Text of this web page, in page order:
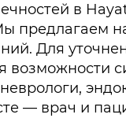
в
предлагаем
Для
возможности
— врач и